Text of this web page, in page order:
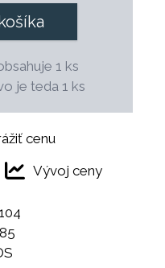
1 ks
je teda 1 ks
cenu
Vývoj ceny